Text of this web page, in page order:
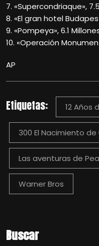
7. «Supercondriaque»,
8. «El gran hotel
9. «Pompeya», 6.1
10. «Operación
AP
Etiquetas: 12 Años
300 El Nacimiento
Las aventuras de
Warner Bros
Buscar